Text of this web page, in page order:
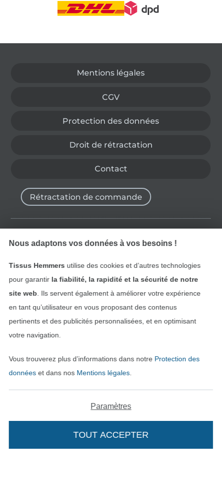
Mentions légales
CGV
Protection des données
Droit de rétractation
Contact
Rétractation de commande
Trouvez plus d’idées
Deutsch
Nederlands
Passer à la boutique
Nous adaptons vos données à vos besoins !
Tissus Hemmers utilise des cookies et d’autres technologies
pour garantir la fiabilité, la rapidité et la sécurité de notre
site web . Ils servent également à améliorer votre expérience
en tant qu’utilisateur en vous proposant des contenus
pertinents et des publicités personnalisées, et en optimisant
votre navigation.
Vous trouverez plus d’informations dans notre Protection des
donnéeset dans nos Mentions légales.
Paramètres
TOUT ACCEPTER